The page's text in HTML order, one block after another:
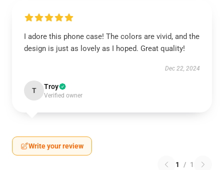
I adore this phone case! The colors are vivid, and the
design is just as lovely as I hoped. Great quality!
Dec 22, 2024
T Troy
Verified owner
Write your review
1 / 1